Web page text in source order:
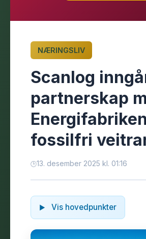
NÆRINGSLIV
Scanlog
partnerskap
fossilfri
13. desember 2025 kl. 01:16
Vis hovedpunkter